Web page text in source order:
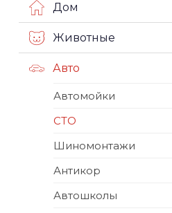
Дом
Животные
Авто
Автомойки
СТО
Шиномонтажи
Антикор
Автошколы